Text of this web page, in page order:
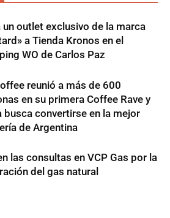
un outlet exclusivo de la marca
a Tienda Kronos en el
WO de Carlos Paz
reunió a más de 600
en su primera Coffee Rave y
busca convertirse en la mejor
de Argentina
las consultas en VCP Gas por la
del gas natural